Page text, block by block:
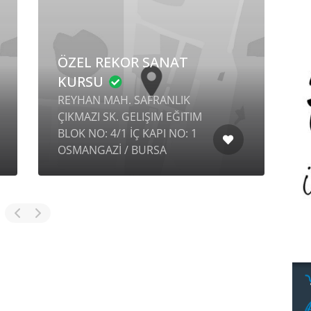
ÖZEL REKOR SANAT
KURSU
REYHAN MAH. SAFRANLIK
ÇIKMAZI SK. GELIŞIM EĞITIM
BLOK NO: 4/1 İÇ KAPI NO: 1
OSMANGAZİ / BURSA